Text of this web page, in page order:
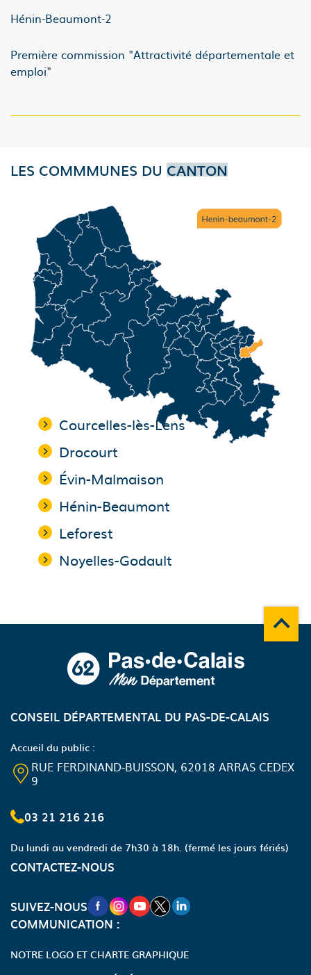
Hénin-Beaumont-2
Première commission "Attractivité départementale et
emploi"
LES COMMMUNES DU CANTON
Courcelles-lès-Lens
Drocourt
Évin-Malmaison
Hénin-Beaumont
Leforest
Noyelles-Godault
CONSEIL DÉPARTEMENTAL DU PAS-DE-CALAIS
Accueil du public :
RUE FERDINAND-BUISSON, 62018 ARRAS CEDEX
9
03 21 216 216
Du lundi au vendredi de 7h30 à 18h. (fermé les jours fériés)
CONTACTEZ-NOUS
SUIVEZ-NOUSNOUVELLE FENÊTRE VERS LA PAGE
NOUVELLE FENÊTRE VERS LA
NOUVELLE FENÊTRE VERS LA
NOUVELLE FENÊTRE VERS
NOUVELLE FENÊTRE
COMMUNICATION :
NOTRE LOGO ET CHARTE GRAPHIQUE